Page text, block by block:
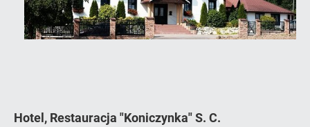
Hotel, Restauracja "Koniczynka" S. C.